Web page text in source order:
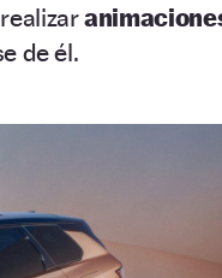
de él.